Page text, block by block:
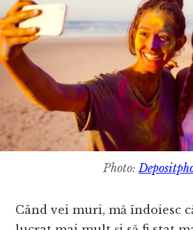
Photo:
Când vei muri, mă îndoiesc